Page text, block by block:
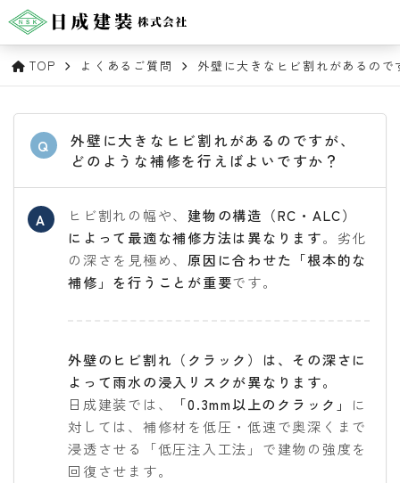
TOP よくあるご質問 外壁に大きなヒビ割れがあるの
Q
外壁に大きなヒビ割れがあるのですが、
どのような補修を行えばよいですか？
A ヒビ割れの幅や、 建物の構造（RC・ALC）
によって最適な補修方法は異なります。劣化
の深さを見極め、 原因に合わせた「根本的な
補修」を行うことが重要です。
外壁のヒビ割れ（クラック）は、その深さに
よって雨水の浸入リスクが異なります。
日成建装では、
「0.3mm以上のクラック」
に
対しては、補修材を低圧・低速で奥深くまで
浸透させる「低圧注入工法」で建物の強度を
回復させます。